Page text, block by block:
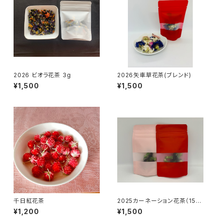
2026 ビオラ花茶 3g
¥1,500
2026矢車草花茶(ブレンド)
¥1,500
千日紅花茶
¥1,200
2025カーネーション花茶（15
凛)
¥1,500